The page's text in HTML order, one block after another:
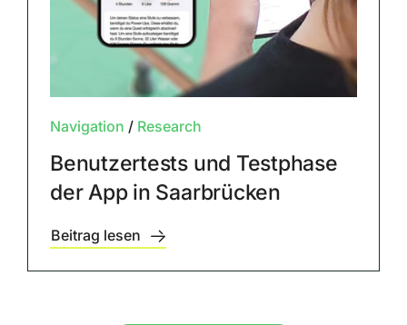
Navigation / Research
Benutzertests und Testphase
der App in Saarbrücken
Beitrag lesen